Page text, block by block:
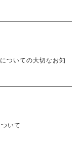
いての大切なお知
いて